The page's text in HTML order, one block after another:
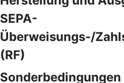
SEPA-
Überweisungs-/
(RF)